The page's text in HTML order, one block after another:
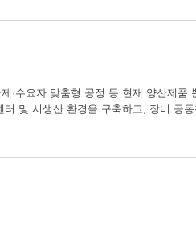
·수요자 맞춤형 공정 등 현재 양산제품
및 시생산 환경을 구축하고, 장비 공